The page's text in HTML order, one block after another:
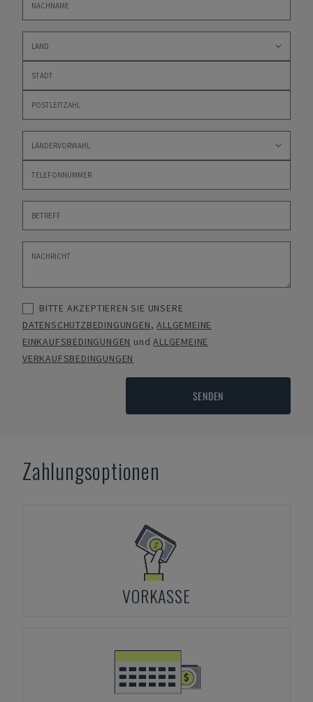
BITTE AKZEPTIEREN SIE UNSERE
DATENSCHUTZBEDINGUNGEN,ALLGEMEINE
EINKAUFSBEDINGUNGEN undALLGEMEINE
VERKAUFSBEDINGUNGEN
SENDEN
Zahlungsoptionen
VORKASSE